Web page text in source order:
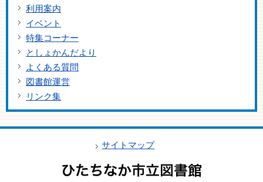
利用案内
イベント
特集コーナー
としょかんだより
よくある質問
図書館運営
リンク集
サイトマップ